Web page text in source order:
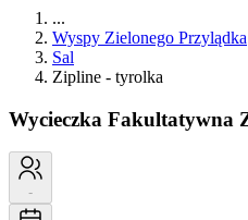
...
Wyspy Zielonego Przylądka
Sal
Zipline - tyrolka
Wycieczka Fakultatywna
-